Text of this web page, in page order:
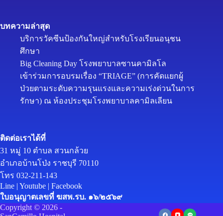
บทความล่าสุด
บริการวัคซีนป้องกันใหญ่สำหรับโรงเรียนอนุชน
ศึกษา
Big Cleaning Day โรงพยาบาลซานคามิลโล
เข้าร่วมการอบรมเรื่อง “TRIAGE” (การคัดแยกผู้
ป่วยตามระดับความรุนแรงและความเร่งด่วนในการ
รักษา) ณ ห้องประชุมโรงพยาบาลคามิลเลียน
ติดต่อเราได้ที่
31 หมู่ 10 ตำบล สวนกล้วย
อำเภอบ้านโป่ง ราชบุรี 70110
โทร 032-211-143
Line | Youtube | Facebook
ใบอนุญาตเลขที่ ฆสพ.รบ. ๑๖/๒๕๖๙
Copyright © 2026 -